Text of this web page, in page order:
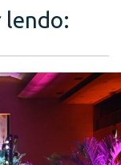
lendo: